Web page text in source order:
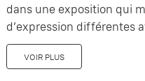
dans une exposition qui
d’expression différentes
VOIR PLUS